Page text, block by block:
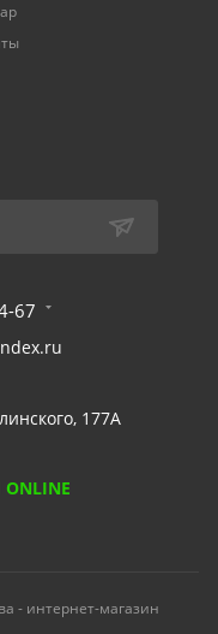
67
177А
- интернет-магазин